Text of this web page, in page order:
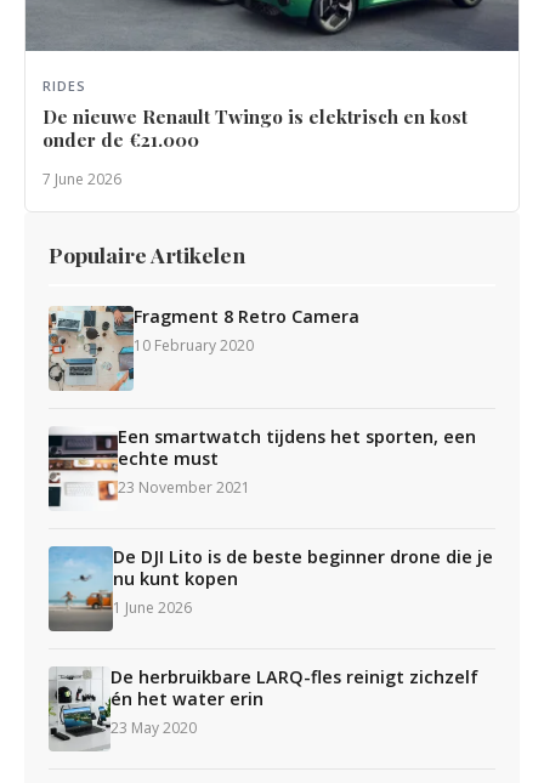
RIDES
De nieuwe Renault Twingo is elektrisch en kost
onder de €21.000
7 June 2026
Populaire Artikelen
Fragment 8 Retro Camera
10 February 2020
Een smartwatch tijdens het sporten, een
echte must
23 November 2021
De DJI Lito is de beste beginner drone die je
nu kunt kopen
1 June 2026
De herbruikbare LARQ-fles reinigt zichzelf
én het water erin
23 May 2020